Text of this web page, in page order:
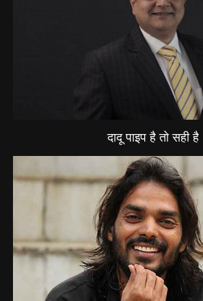
दादू पाइप है तो सही है